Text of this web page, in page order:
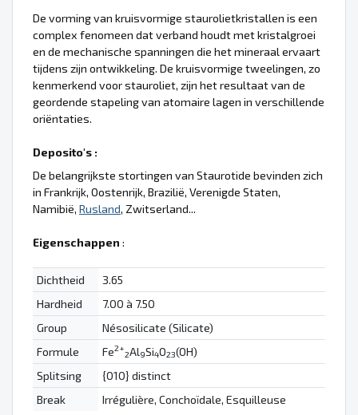
De vorming van kruisvormige staurolietkristallen is een
complex fenomeen dat verband houdt met kristalgroei
en de mechanische spanningen die het mineraal ervaart
tijdens zijn ontwikkeling. De kruisvormige tweelingen, zo
kenmerkend voor stauroliet, zijn het resultaat van de
geordende stapeling van atomaire lagen in verschillende
oriëntaties.
Deposito's :
De belangrijkste stortingen van Staurotide bevinden zich
in Frankrijk, Oostenrijk, Brazilië, Verenigde Staten,
Namibië, Rusland, Zwitserland...
Eigenschappen :
Dichtheid
3.65
Hardheid
7.00 à 7.50
Group
Nésosilicate (Silicate)
Formule
Fe2+
2Al9Si4O23(OH)
Splitsing
{010} distinct
Break
Irrégulière, Conchoïdale, Esquilleuse